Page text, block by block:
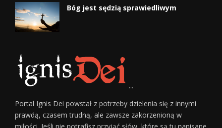
Bóg jest sędzią sprawiedliwym
...
Portal Ignis Dei powstał z potrzeby dzielenia się z innymi
prawdą, czasem trudną, ale zawsze zakorzenioną w